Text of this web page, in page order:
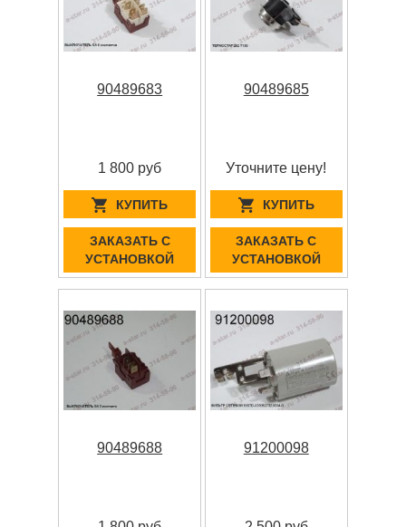
90489683
1 800 руб
КУПИТЬ
ЗАКАЗАТЬ С
УСТАНОВКОЙ
90489685
Уточните цену!
КУПИТЬ
ЗАКАЗАТЬ С
УСТАНОВКОЙ
90489688 91200098